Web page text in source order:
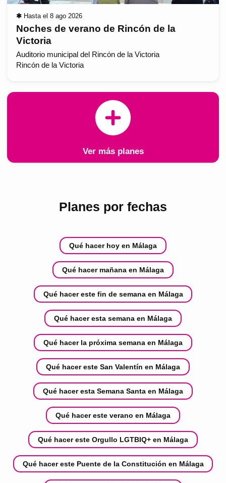
✱ Hasta el 8 ago 2026
Noches de verano de Rincón de la
Victoria
Auditorio municipal del Rincón de la Victoria
Rincón de la Victoria
Ver más planes
Planes por fechas
Qué hacer hoy en Málaga
Qué hacer mañana en Málaga
Qué hacer este fin de semana en Málaga
Qué hacer esta semana en Málaga
Qué hacer la próxima semana en Málaga
Qué hacer este San Valentín en Málaga
Qué hacer esta Semana Santa en Málaga
Qué hacer este verano en Málaga
Qué hacer este Orgullo LGTBIQ+ en Málaga
Qué hacer este Puente de la Constitución en Málaga